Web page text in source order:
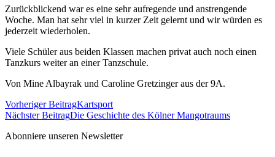
Zurückblickend war es eine sehr aufregende und anstrengende
Woche. Man hat sehr viel in kurzer Zeit gelernt und wir würden es
jederzeit wiederholen.
Viele Schüler aus beiden Klassen machen privat auch noch einen
Tanzkurs weiter an einer Tanzschule.
Von Mine Albayrak und Caroline Gretzinger aus der 9A.
Vorheriger BeitragKartsport
Nächster BeitragDie Geschichte des Kölner Mangotraums
Abonniere unseren Newsletter